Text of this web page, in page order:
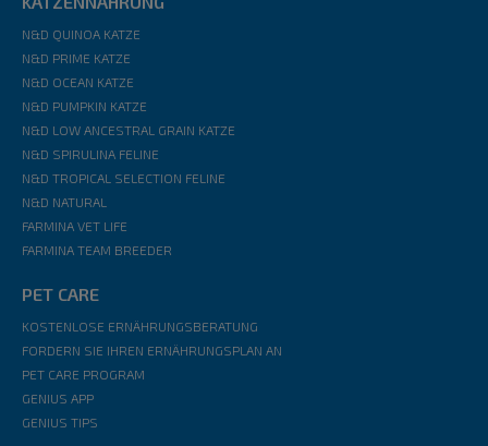
N&D QUINOA KATZE
N&D PRIME KATZE
N&D OCEAN KATZE
N&D PUMPKIN KATZE
N&D LOW ANCESTRAL GRAIN KATZE
N&D SPIRULINA FELINE
N&D TROPICAL SELECTION FELINE
N&D NATURAL
FARMINA VET LIFE
FARMINA TEAM BREEDER
PET CARE
KOSTENLOSE ERNÄHRUNGSBERATUNG
FORDERN SIE IHREN ERNÄHRUNGSPLAN AN
PET CARE PROGRAM
GENIUS APP
GENIUS TIPS